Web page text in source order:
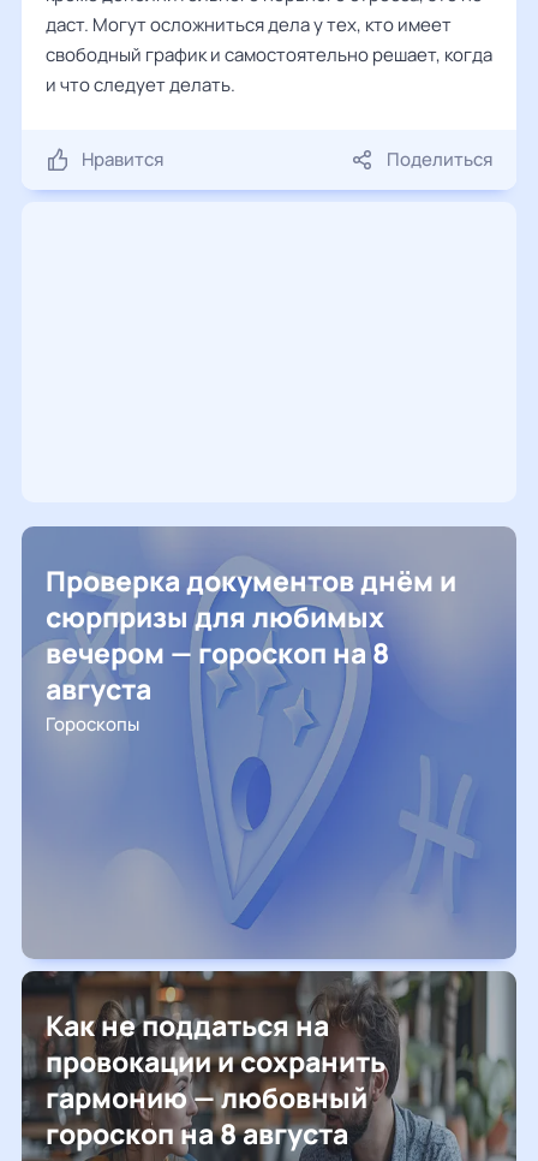
даст. Могут осложниться дела у тех, кто имеет
свободный график и самостоятельно решает, когда
и что следует делать.
Нравится Поделиться
Проверка документов днём и
сюрпризы для любимых
вечером — гороскоп на 8
августа
Гороскопы
Как не поддаться на
провокации и сохранить
гармонию — любовный
гороскоп на 8 августа